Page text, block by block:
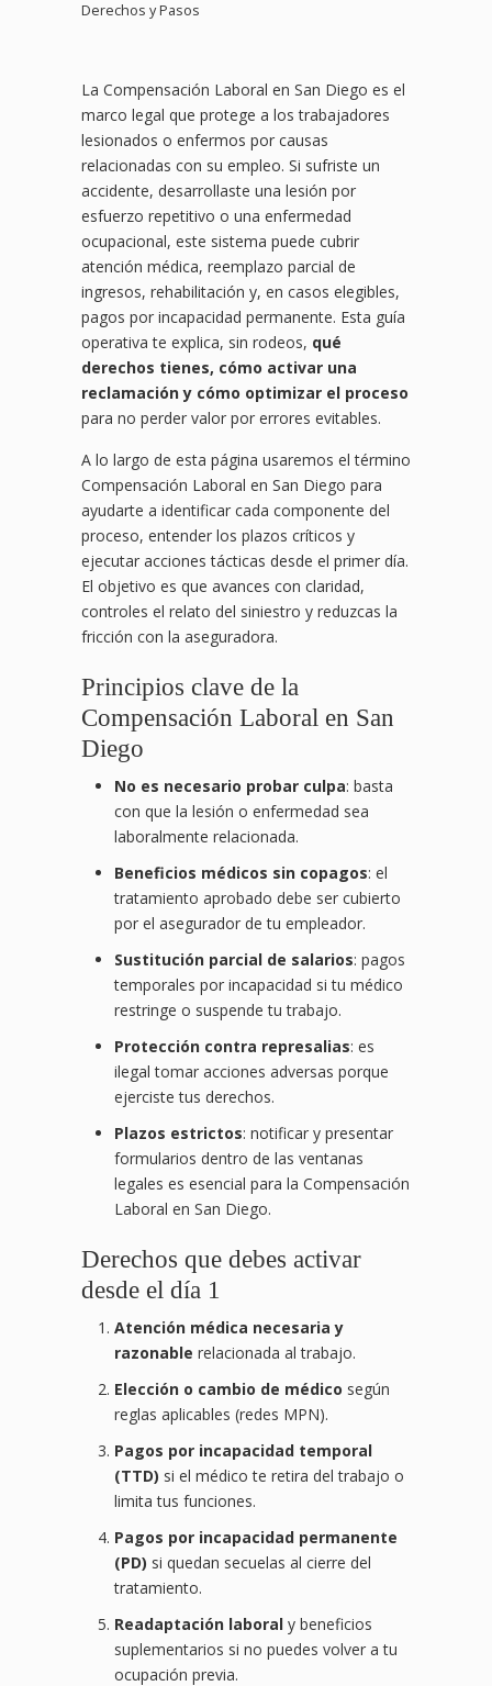
Derechos y Pasos
La Compensación Laboral en San Diego es el
marco legal que protege a los trabajadores
lesionados o enfermos por causas
relacionadas con su empleo. Si sufriste un
accidente, desarrollaste una lesión por
esfuerzo repetitivo o una enfermedad
ocupacional, este sistema puede cubrir
atención médica, reemplazo parcial de
ingresos, rehabilitación y, en casos elegibles,
pagos por incapacidad permanente. Esta guía
operativa te explica, sin rodeos, qué
derechos tienes, cómo activar una
reclamación y cómo optimizar el proceso
para no perder valor por errores evitables.
A lo largo de esta página usaremos el término
Compensación Laboral en San Diego para
ayudarte a identificar cada componente del
proceso, entender los plazos críticos y
ejecutar acciones tácticas desde el primer día.
El objetivo es que avances con claridad,
controles el relato del siniestro y reduzcas la
fricción con la aseguradora.
Principios clave de la
Compensación Laboral en San
Diego
No es necesario probar culpa: basta
con que la lesión o enfermedad sea
laboralmente relacionada.
Beneficios médicos sin copagos: el
tratamiento aprobado debe ser cubierto
por el asegurador de tu empleador.
Sustitución parcial de salarios: pagos
temporales por incapacidad si tu médico
restringe o suspende tu trabajo.
Protección contra represalias: es
ilegal tomar acciones adversas porque
ejerciste tus derechos.
Plazos estrictos: notificar y presentar
formularios dentro de las ventanas
legales es esencial para la Compensación
Laboral en San Diego.
Derechos que debes activar
desde el día 1
Atención médica necesaria y
razonable relacionada al trabajo.
Elección o cambio de médico según
reglas aplicables (redes MPN).
Pagos por incapacidad temporal
(TTD) si el médico te retira del trabajo o
limita tus funciones.
Pagos por incapacidad permanente
(PD) si quedan secuelas al cierre del
tratamiento.
Readaptación laboral y beneficios
suplementarios si no puedes volver a tu
ocupación previa.